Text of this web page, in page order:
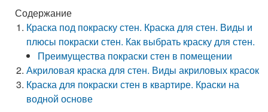
Содержание
Краска под покраску стен. Краска для стен. Виды и
плюсы покраски стен. Как выбрать краску для стен.
Преимущества покраски стен в помещении
Акриловая краска для стен. Виды акриловых красок
Краска для покраски стен в квартире. Краски на
водной основе